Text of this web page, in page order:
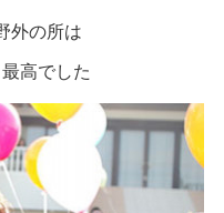
外の所は
高でした